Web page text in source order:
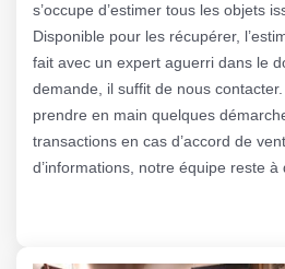
s’occupe d’estimer tous les objets
Disponible pour les récupérer,
fait avec un expert aguerri dans le
demande, il suffit de nous
prendre en main quelques
transactions en cas d’accord de
d’informations, notre équipe reste à